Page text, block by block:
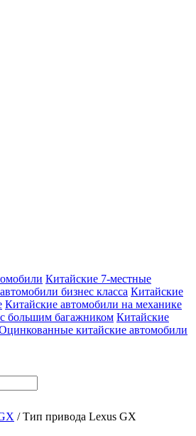
Китайские 7-местные
бизнес класса Китайские
Китайские автомобили на механике
большим багажником Китайские
китайские автомобили
/ Тип привода Lexus GX